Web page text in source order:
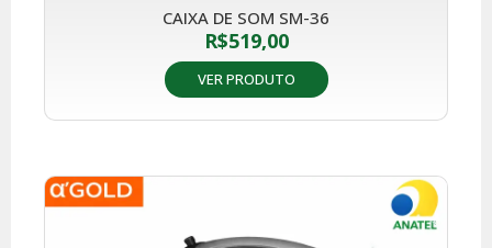
CAIXA DE SOM SM-36
R$519,00
VER PRODUTO